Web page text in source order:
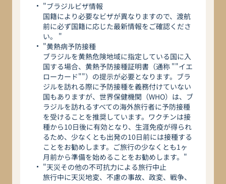
"ブラジルビザ情報
国籍により必要なビザが異なりますので、渡航
前に必ず国籍に応じた最新情報をご確認くださ
い。 "
"黄熱病予防接種
ブラジルを黄熱危険地域に指定している国に入
国する場合、黄熱予防接種証明書（通称 ""イエ
ローカード""）の提示が必要となります。ブラ
ジルを訪れる際に予防接種を義務付けていない
国もありますが、世界保健機関（WHO）は、ブ
ラジルを訪れるすべての海外旅行者に予防接種
を受けることを推奨しています。ワクチンは接
種から10日後に有効となり、生涯免疫が得られ
るため、少なくとも出発の10日前には接種する
ことをお勧めします。ご旅行の少なくとも1ヶ
月前から準備を始めることをお勧めします。"
"天災その他の不可抗力による旅行中止
旅行中に天災地変、不慮の事故、政変、戦争、